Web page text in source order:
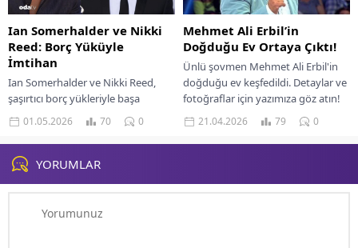
Ian Somerhalder ve Nikki
Reed: Borç Yüküyle
İmtihan
Ian Somerhalder ve Nikki Reed,
şaşırtıcı borç yükleriyle başa
çıkarken nasıl zorluklar
yaşadıklarını ve çözümlerini
keşfedin.
01.05.2026 70 0
Mehmet Ali Erbil’in
Doğduğu Ev Ortaya Çıktı!
Ünlü şovmen Mehmet Ali Erbil'in
doğduğu ev keşfedildi. Detaylar ve
fotoğraflar için yazımıza göz atın!
21.04.2026 79 0
YORUMLAR